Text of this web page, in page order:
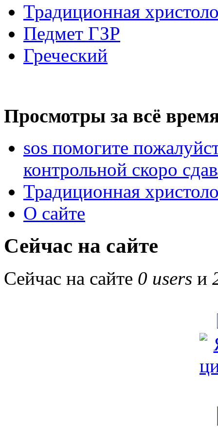
Традиционная
Педмет ГЗР
Греческий
Просмотры за всё
sos помогите
контрольной скоро
Традиционная
О сайте
Сейчас на сайте
Сейчас на сайте 0 users и